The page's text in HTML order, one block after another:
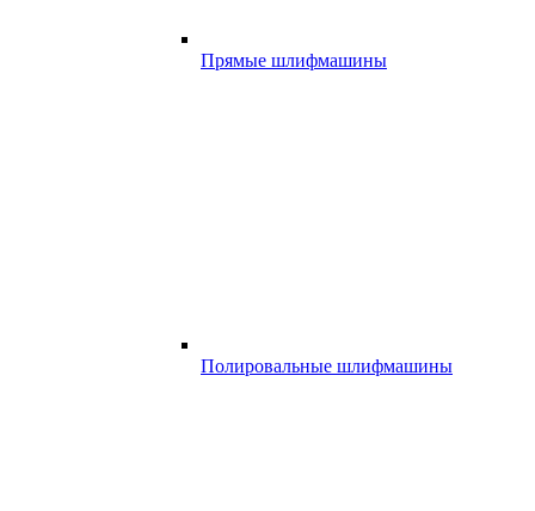
Прямые шлифмашины
Полировальные шлифмашины